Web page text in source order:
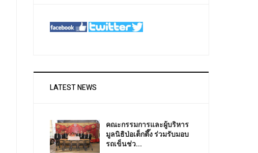
LATEST NEWS
คณะกรรมการและผู้บริหาร
มูลนิธิป่อเต็กตึ๊ง ร่วมรับมอบ
รถเข็นช่ว...